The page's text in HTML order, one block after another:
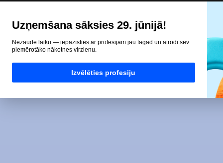
Uzņemšana sāksies 29. jūnijā!
Nezaudē laiku — iepazīsties ar profesijām jau tagad un atrodi sev
piemērotāko nākotnes virzienu.
Izvēlēties profesiju